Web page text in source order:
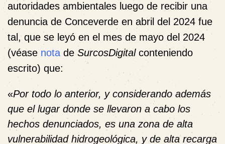
autoridades ambientales luego de recibir una
denuncia de Conceverde en abril del 2024 fue
tal, que se leyó en el mes de mayo del 2024
(véase nota de SurcosDigitalconteniendo
escrito) que:
«Por todo lo anterior, y considerando además
que el lugar donde se llevaron a cabo los
hechos denunciados, es una zona de alta
vulnerabilidad hidrogeológica, y de alta recarga